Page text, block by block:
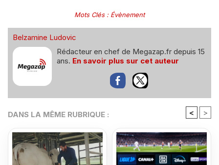
Mots Clés: Évènement
Belzamine Ludovic
Rédacteur en chef de Megazap.fr depuis 15
ans. En savoir plus sur cet auteur
DANS LA MÊME RUBRIQUE : < >